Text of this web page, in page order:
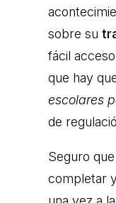
sobre su
fácil
que hay
escolares
de
Seguro
completar